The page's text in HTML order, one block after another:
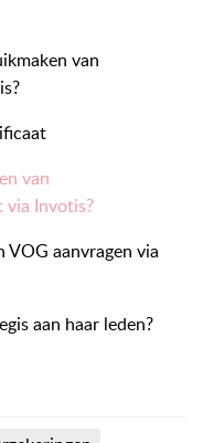
van
van
via Invotis?
VOG aanvragen via
aan haar leden?